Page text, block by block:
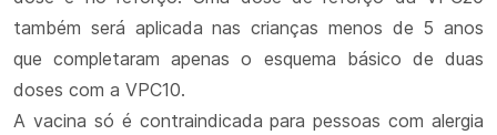
também será aplicada nas crianças menos de 5 anos
que completaram apenas o esquema básico de duas
doses com a VPC10.
A vacina só é contraindicada para pessoas com alergia